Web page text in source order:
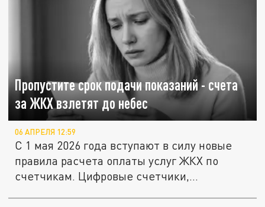
Пропустите срок подачи показаний - счета
за ЖКХ взлетят до небес
06 АПРЕЛЯ 12:59
С 1 мая 2026 года вступают в силу новые
правила расчета оплаты услуг ЖКХ по
счетчикам. Цифровые счетчики,...